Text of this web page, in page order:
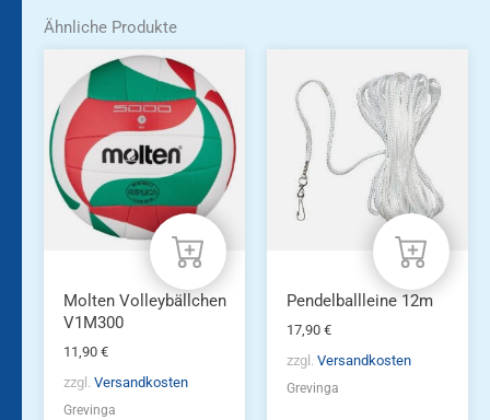
Ähnliche Produkte
Molten Volleybällchen
V1M300
11,90 €
zzgl. Versandkosten
Grevinga
Pendelballleine 12m
17,90 €
zzgl. Versandkosten
Grevinga